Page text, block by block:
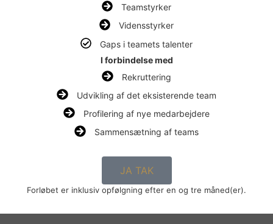
Teamstyrker
Vidensstyrker
Gaps i teamets talenter
I forbindelse med
Rekruttering
Udvikling af det eksisterende team
Profilering af nye medarbejdere
Sammensætning af teams
JA TAK
Forløbet er inklusiv opfølgning efter en og tre måned(er).